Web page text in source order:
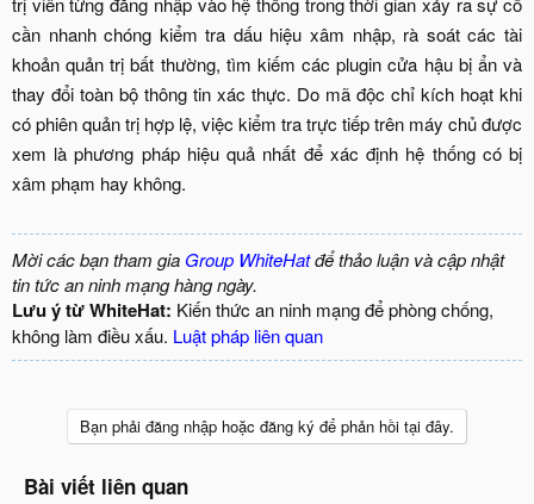
cần nhanh chóng kiểm tra dấu hiệu xâm nhập, rà soát các tài
khoản quản trị bất thường, tìm kiếm các plugin cửa hậu bị ẩn và
thay đổi toàn bộ thông tin xác thực. Do mã độc chỉ kích hoạt khi
có phiên quản trị hợp lệ, việc kiểm tra trực tiếp trên máy chủ được
xem là phương pháp hiệu quả nhất để xác định hệ thống có bị
xâm phạm hay không.
Mời các bạn tham gia Group WhiteHatđể thảo luận và cập nhật
tin tức an ninh mạng hàng ngày.
Lưu ý từ WhiteHat: Kiến thức an ninh mạng để phòng chống,
không làm điều xấu. Luật pháp liên quan
Bạn phải đăng nhập hoặc đăng ký để phản hồi tại đây.
Bài viết liên quan